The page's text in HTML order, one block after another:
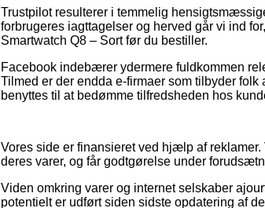
Trustpilot resulterer i temmelig
forbrugeres iagttagelser og herved går vi ind
Smartwatch Q8 – Sort før du bestiller.
Facebook indebærer ydermere fuldkommen
Tilmed er der endda e-firmaer som tilbyder
benyttes til at bedømme tilfredsheden hos
Vores side er finansieret ved hjælp af
deres varer, og får godtgørelse under
Viden omkring varer og internet selskaber
potentielt er udført siden sidste opdatering af